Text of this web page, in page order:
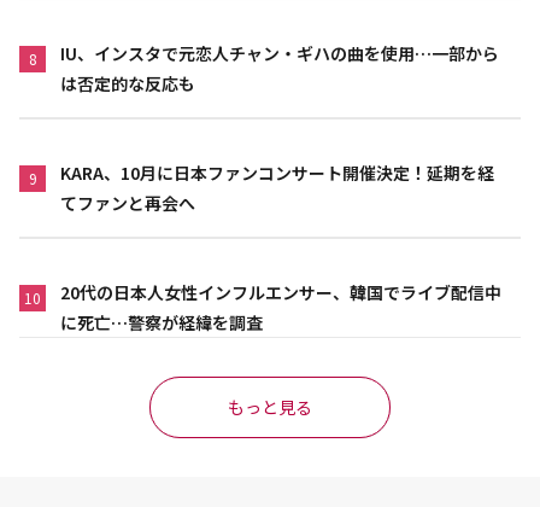
8
IU、インスタで元恋人チャン・ギハの曲を使用…一部から
は否定的な反応も
9
KARA、10月に日本ファンコンサート開催決定！延期を経
てファンと再会へ
10
20代の日本人女性インフルエンサー、韓国でライブ配信中
に死亡…警察が経緯を調査
もっと見る